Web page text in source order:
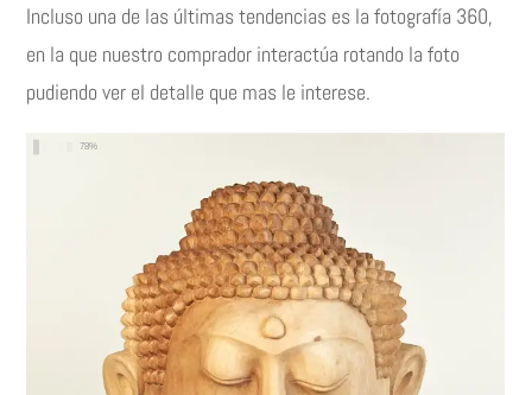
Incluso una de las últimas tendencias es la fotografía 360,
en la que nuestro comprador interactúa rotando la foto
pudiendo ver el detalle que mas le interese.